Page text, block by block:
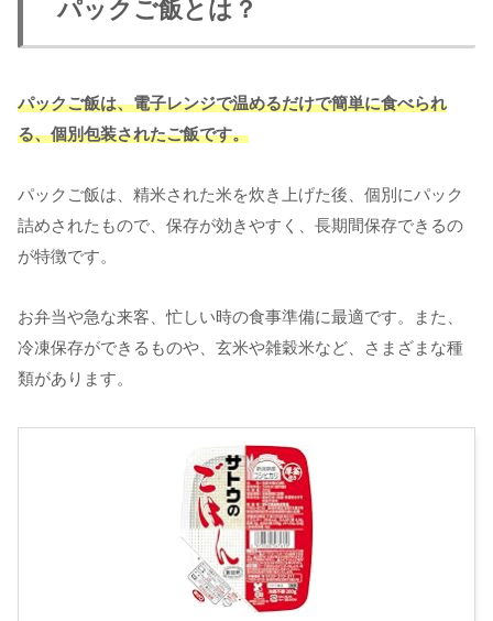
パックご飯とは？
パックご飯は、電子レンジで温めるだけで簡単に食べられ
る、個別包装されたご飯です。
パックご飯は、精米された米を炊き上げた後、個別にパック
詰めされたもので、保存が効きやすく、長期間保存できるの
が特徴です。
お弁当や急な来客、忙しい時の食事準備に最適です。また、
冷凍保存ができるものや、玄米や雑穀米など、さまざまな種
類があります。